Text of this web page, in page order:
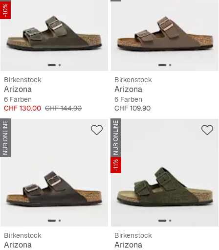
-10%
Birkenstock
Arizona
6 Farben
Preis
CHF 130.00 Originalpreis
CHF 144.90
Birkenstock
Arizona
6 Farben
Preis
CHF 109.90
NUR ONLINE
Birkenstock
Arizona
NUR ONLINE
-11%
Birkenstock
Arizona